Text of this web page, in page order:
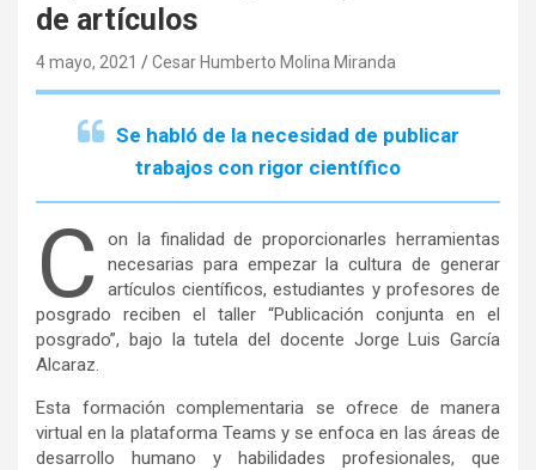
de artículos
4 mayo, 2021 Cesar Humberto Molina Miranda
Se habló de la necesidad de publicar
trabajos con rigor científico
C
on la finalidad de proporcionarles herramientas
necesarias para empezar la cultura de generar
artículos científicos, estudiantes y profesores de
posgrado reciben el taller “Publicación conjunta en el
posgrado”, bajo la tutela del docente Jorge Luis García
Alcaraz.
Esta formación complementaria se ofrece de manera
virtual en la plataforma Teams y se enfoca en las áreas de
desarrollo humano y habilidades profesionales, que